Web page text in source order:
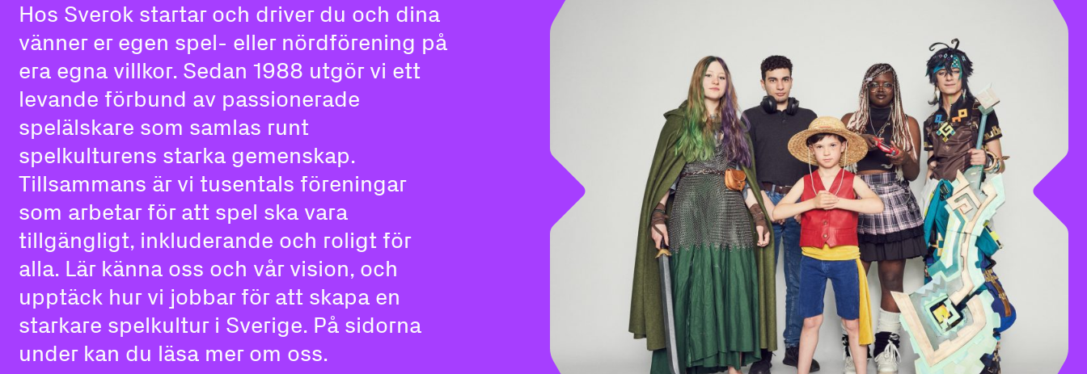
Hos Sverok startar och driver du och dina
vänner er egen spel- eller nördförening på
era egna villkor. Sedan 1988 utgör vi ett
levande förbund av passionerade
spelälskare som samlas runt
spelkulturens starka gemenskap.
Tillsammans är vi tusentals föreningar
som arbetar för att spel ska vara
tillgängligt, inkluderande och roligt för
alla. Lär känna oss och vår vision, och
upptäck hur vi jobbar för att skapa en
starkare spelkultur i Sverige. På sidorna
under kan du läsa mer om oss.